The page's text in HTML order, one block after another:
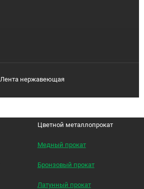
Лента нержавеющая
Цветной металлопрокат
Медный прокат
Бронзовый прокат
Латунный прокат